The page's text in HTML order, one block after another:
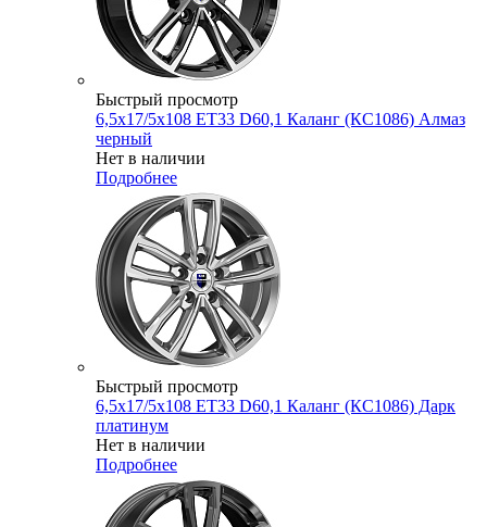
Быстрый просмотр
6,5x17/5x108 ET33 D60,1 Каланг (КС1086) Алмаз
черный
Нет в наличии
Подробнее
Быстрый просмотр
6,5x17/5x108 ET33 D60,1 Каланг (КС1086) Дарк
платинум
Нет в наличии
Подробнее